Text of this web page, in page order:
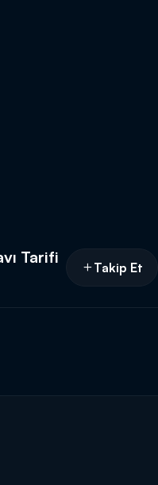
Tarifi
Takip Et